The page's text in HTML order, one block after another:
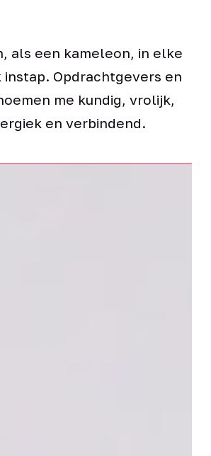
als een kameleon, in elke
instap. Opdrachtgevers en
me kundig, vrolijk,
en verbindend.